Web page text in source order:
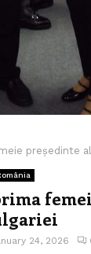
președinte
24, 2026